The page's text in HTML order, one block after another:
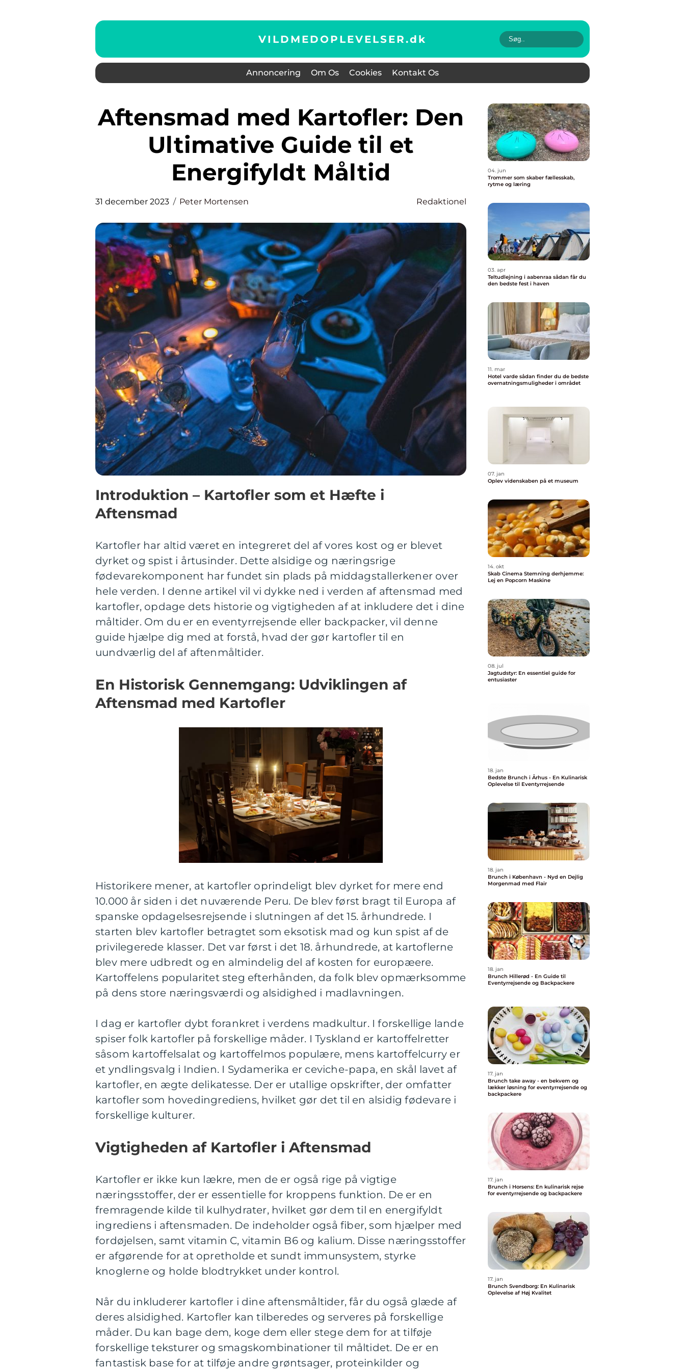
VILDMEDOPLEVELSER.dk
Annoncering Om Os Cookies Kontakt Os
Aftensmad med Kartofler: Den
Ultimative Guide til et
Energifyldt Måltid
31 december 2023 Peter Mortensen Redaktionel
Introduktion – Kartofler som et Hæfte i
Aftensmad
Kartofler har altid været en integreret del af vores kost og er blevet
dyrket og spist i årtusinder. Dette alsidige og næringsrige
fødevarekomponent har fundet sin plads på middagstallerkener over
hele verden. I denne artikel vil vi dykke ned i verden af aftensmad med
kartofler, opdage dets historie og vigtigheden af at inkludere det i dine
måltider. Om du er en eventyrrejsende eller backpacker, vil denne
guide hjælpe dig med at forstå, hvad der gør kartofler til en
uundværlig del af aftenmåltider.
En Historisk Gennemgang: Udviklingen af
Aftensmad med Kartofler
Historikere mener, at kartofler oprindeligt blev dyrket for mere end
10.000 år siden i det nuværende Peru. De blev først bragt til Europa af
spanske opdagelsesrejsende i slutningen af det 15. århundrede. I
starten blev kartofler betragtet som eksotisk mad og kun spist af de
privilegerede klasser. Det var først i det 18. århundrede, at kartoflerne
blev mere udbredt og en almindelig del af kosten for europæere.
Kartoffelens popularitet steg efterhånden, da folk blev opmærksomme
på dens store næringsværdi og alsidighed i madlavningen.
I dag er kartofler dybt forankret i verdens madkultur. I forskellige lande
spiser folk kartofler på forskellige måder. I Tyskland er kartoffelretter
såsom kartoffelsalat og kartoffelmos populære, mens kartoffelcurry er
et yndlingsvalg i Indien. I Sydamerika er ceviche-papa, en skål lavet af
kartofler, en ægte delikatesse. Der er utallige opskrifter, der omfatter
kartofler som hovedingrediens, hvilket gør det til en alsidig fødevare i
forskellige kulturer.
Vigtigheden af Kartofler i Aftensmad
Kartofler er ikke kun lækre, men de er også rige på vigtige
næringsstoffer, der er essentielle for kroppens funktion. De er en
fremragende kilde til kulhydrater, hvilket gør dem til en energifyldt
ingrediens i aftensmaden. De indeholder også fiber, som hjælper med
fordøjelsen, samt vitamin C, vitamin B6 og kalium. Disse næringsstoffer
er afgørende for at opretholde et sundt immunsystem, styrke
knoglerne og holde blodtrykket under kontrol.
Når du inkluderer kartofler i dine aftensmåltider, får du også glæde af
deres alsidighed. Kartofler kan tilberedes og serveres på forskellige
måder. Du kan bage dem, koge dem eller stege dem for at tilføje
forskellige teksturer og smagskombinationer til måltidet. De er en
fantastisk base for at tilføje andre grøntsager, proteinkilder og
04. jun
Trommer som skaber fællesskab,
rytme og læring
03. apr
Teltudlejning i aabenraa sådan får du
den bedste fest i haven
11. mar
Hotel varde sådan finder du de bedste
overnatningsmuligheder i området
07. jan
Oplev videnskaben på et museum
14. okt
Skab Cinema Stemning derhjemme:
Lej en Popcorn Maskine
08. jul
Jagtudstyr: En essentiel guide for
entusiaster
18. jan
Bedste Brunch i Århus - En Kulinarisk
Oplevelse til Eventyrrejsende
18. jan
Brunch i København - Nyd en Dejlig
Morgenmad med Flair
18. jan
Brunch Hillerød - En Guide til
Eventyrrejsende og Backpackere
17. jan
Brunch take away - en bekvem og
lækker løsning for eventyrrejsende og
backpackere
17. jan
Brunch i Horsens: En kulinarisk rejse
for eventyrrejsende og backpackere
17. jan
Brunch Svendborg: En Kulinarisk
Oplevelse af Høj Kvalitet